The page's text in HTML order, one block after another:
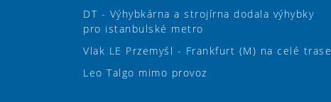
DT - Výhybkárna a strojírna dodala výhybky
pro istanbulské metro
Vlak LE Przemyśl - Frankfurt (M) na celé trase
Leo Talgo mimo provoz